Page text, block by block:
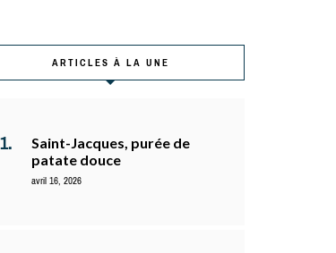
ARTICLES À LA UNE
Saint-Jacques, purée de
patate douce
avril 16, 2026